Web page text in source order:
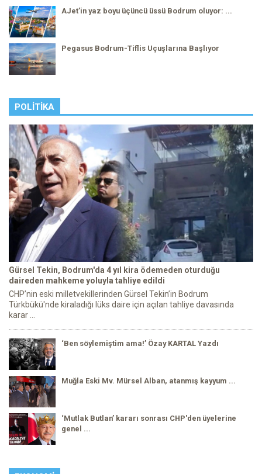
AJet’in yaz boyu üçüncü üssü Bodrum oluyor: ...
Pegasus Bodrum-Tiflis Uçuşlarına Başlıyor
POLITIKA
Gürsel Tekin, Bodrum'da 4 yıl kira ödemeden oturduğu
daireden mahkeme yoluyla tahliye edildi
CHP’nin eski milletvekillerinden Gürsel Tekin’in Bodrum
Türkbükü'nde kiraladığı lüks daire için açılan tahliye davasında
karar ...
‘Ben söylemiştim ama!’ Özay KARTAL Yazdı
Muğla Eski Mv. Mürsel Alban, atanmış kayyum ...
‘Mutlak Butlan’ kararı sonrası CHP'den üyelerine
genel ...